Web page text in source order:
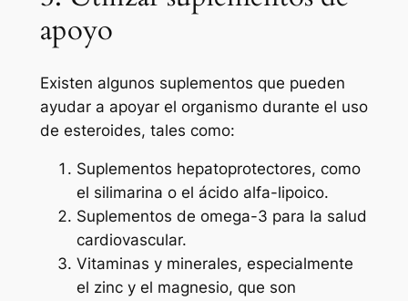
apoyo
Existen algunos suplementos que pueden
ayudar a apoyar el organismo durante el uso
de esteroides, tales como:
Suplementos hepatoprotectores, como
el silimarina o el ácido alfa-lipoico.
Suplementos de omega-3 para la salud
cardiovascular.
Vitaminas y minerales, especialmente
el zinc y el magnesio, que son